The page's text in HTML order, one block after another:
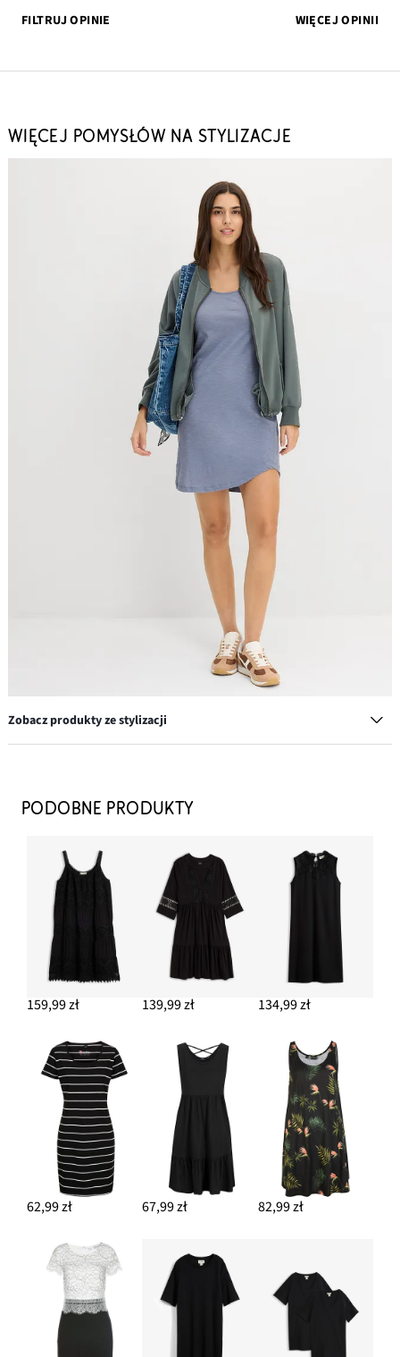
FILTRUJ OPINIE
WIĘCEJ OPINII
WIĘCEJ POMYSŁÓW NA STYLIZACJE
Zobacz produkty ze stylizacji
99,99 zł
Kolczyki kółka z twistem
39,99 zł
DODAJ DO KOSZYKA
Kurtka bomberka oversize z miękkiej mieszanki wiskozy
144,99 zł
Chusta ze wzorem w kwiaty (2 szt.)
64,99 zł
DODAJ DO KOSZYKA
PODOBNE PRODUKTY
159,99 zł 139,99 zł 134,99 zł
62,99 zł 67,99 zł 82,99 zł